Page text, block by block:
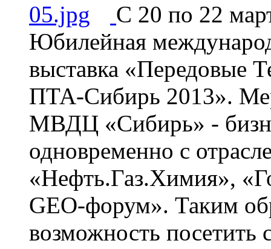
С 20 по 22
Юбилейная
выставка «Передовые
ПТА-Сибирь 2013».
МВДЦ «Сибирь» -
одновременно с
«Нефть.Газ.Химия»,
GEO-форум». Таким
возможность посетить